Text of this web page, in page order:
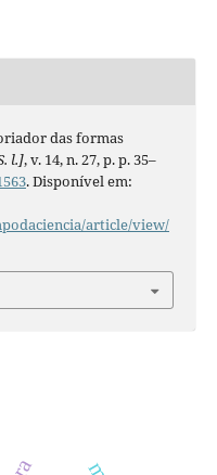
das formas
l.], v. 14, n. 27, p. p. 35–
. Disponível em:
article/view/